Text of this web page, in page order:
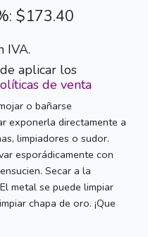
$173.40
IVA.
aplicar los
de venta
o bañarse
exponerla directamente a
limpiadores o sudor.
esporádicamente con
Secar a la
metal se puede limpiar
chapa de oro. ¡Que